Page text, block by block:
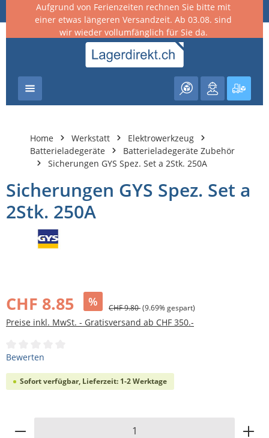
springen
Aufgrund von Ferienzeiten rechnen Sie bitte mit
einer etwas längeren Versandzeit. Ab 03.08. sind
wir wieder vollumfänglich für Sie da.
Home Werkstatt
Elektrowerkzeug
Batterieladegeräte
Batterieladegeräte Zubehör
Sicherungen GYS Spez. Set a 2Stk. 250A
Sicherungen GYS Spez. Set a
2Stk. 250A
CHF 8.85 % CHF 9.80(9.69% gespart)
Preise inkl. MwSt. - Gratisversand ab CHF 350.-
Durchschnittliche Bewertung von 0 von 5 Sternen
Bewerten
Sofort verfügbar, Lieferzeit: 1-2 Werktage
Produkt Anzahl: Gib den gewünschten